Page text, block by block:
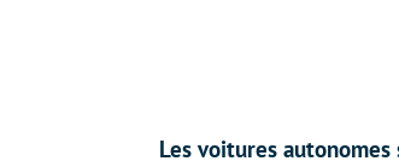
Les voitures